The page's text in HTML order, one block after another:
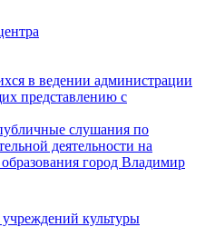
в ведении администрации
представлению с
слушания по
деятельности на
город Владимир
культуры